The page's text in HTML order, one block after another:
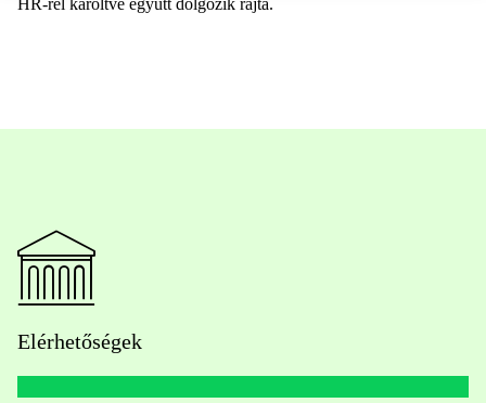
HR-rel karöltve együtt dolgozik rajta.
Elérhetőségek